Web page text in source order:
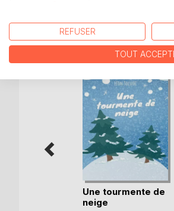
D’AUTRES
Une tourmente de
neige
REFUSER
TOUT